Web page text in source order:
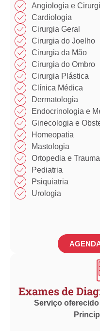
Angiologia e
Cardiologia
Cirurgia Geral
Cirurgia do Joelho
Cirurgia da Mão​
Cirurgia do Ombro​​
Cirurgia Plástica​​
Clínica Médica​​
Dermatologia
Endocrinologia e
Ginecologia e
Homeopatia​
Mastologia​
Ortopedia e
Pediatria
Psiquiatria
Urologia
Exames de
Serviço